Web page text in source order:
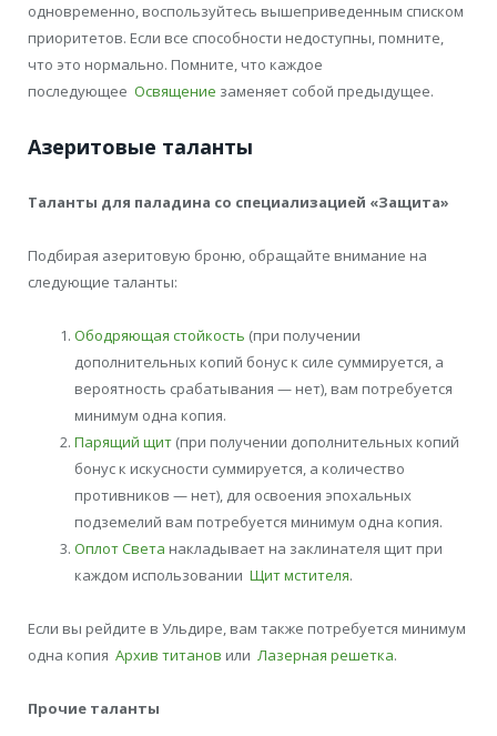
одновременно, воспользуйтесь вышеприведенным списком
приоритетов. Если все способности недоступны, помните,
что это нормально. Помните, что каждое
последующее Освящение заменяет собой предыдущее.
Азеритовые таланты
Таланты для паладина со специализацией «Защита»
Подбирая азеритовую броню, обращайте внимание на
следующие таланты:
Ободряющая стойкость (при получении
дополнительных копий бонус к силе суммируется, а
вероятность срабатывания — нет), вам потребуется
минимум одна копия.
Парящий щит (при получении дополнительных копий
бонус к искусности суммируется, а количество
противников — нет), для освоения эпохальных
подземелий вам потребуется минимум одна копия.
Оплот Света накладывает на заклинателя щит при
каждом использовании Щит мстителя.
Если вы рейдите в Ульдире, вам также потребуется минимум
одна копия Архив титанов или Лазерная решетка.
Прочие таланты